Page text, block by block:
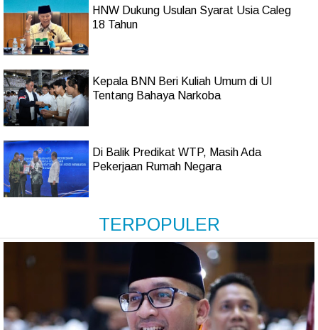
HNW Dukung Usulan Syarat Usia Caleg
18 Tahun
Kepala BNN Beri Kuliah Umum di UI
Tentang Bahaya Narkoba
Di Balik Predikat WTP, Masih Ada
Pekerjaan Rumah Negara
TERPOPULER